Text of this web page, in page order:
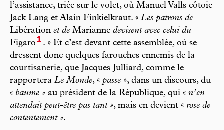
l’assistance, triée sur le volet, où Manuel Valls côtoie
Jack Lang et Alain Finkielkraut. « Les patrons de
Libération et de Marianne devisent avec celui du
Figaro1 . » Et c’est devant cette assemblée, où se
dressent donc quelques farouches ennemis de la
courtisanerie, que Jacques Julliard, comme le
rapportera Le Monde, « passe », dans un discours, du
« baume » au président de la République, qui « n’en
attendait peut-être pas tant », mais en devient « rose de
contentement ».